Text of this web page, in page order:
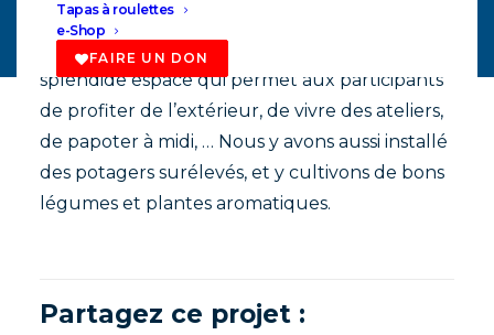
Tapas à roulettes
e-Shop
FAIRE UN DON
Grâce au Lab Cap48, nous avons aménagé
notre terrasse au printemps 2018. Un
splendide espace qui permet aux participants
de profiter de l’extérieur, de vivre des ateliers,
de papoter à midi, … Nous y avons aussi installé
des potagers surélevés, et y cultivons de bons
légumes et plantes aromatiques.
Partagez ce projet :